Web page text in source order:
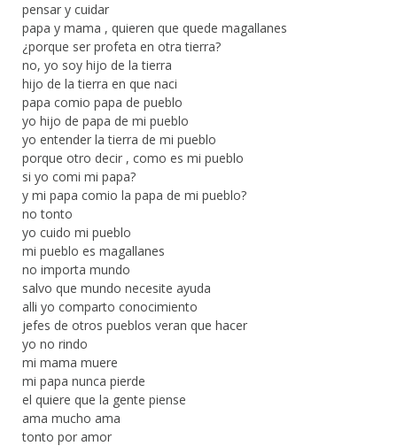
pensar y cuidar
papa y mama , quieren que quede magallanes
¿porque ser profeta en otra tierra?
no, yo soy hijo de la tierra
hijo de la tierra en que naci
papa comio papa de pueblo
yo hijo de papa de mi pueblo
yo entender la tierra de mi pueblo
porque otro decir , como es mi pueblo
si yo comi mi papa?
y mi papa comio la papa de mi pueblo?
no tonto
yo cuido mi pueblo
mi pueblo es magallanes
no importa mundo
salvo que mundo necesite ayuda
alli yo comparto conocimiento
jefes de otros pueblos veran que hacer
yo no rindo
mi mama muere
mi papa nunca pierde
el quiere que la gente piense
ama mucho ama
tonto por amor